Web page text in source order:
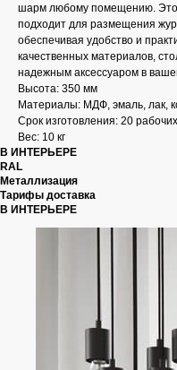
шарм любому помещению.
подходит для размещения
обеспечивая удобство и
качественных материалов,
надежным аксессуаром в
Высота: 350 мм
Материалы: МДФ, эмаль, лак,
Срок изготовления: 20
Вес: 10 кг
В ИНТЕРЬЕРЕ
RAL
Металлизация
Тарифы доставка
В ИНТЕРЬЕРЕ